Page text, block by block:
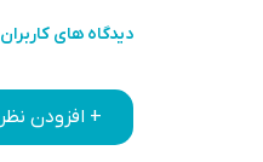
دیدگاه های کاربران
+ افزودن نظر